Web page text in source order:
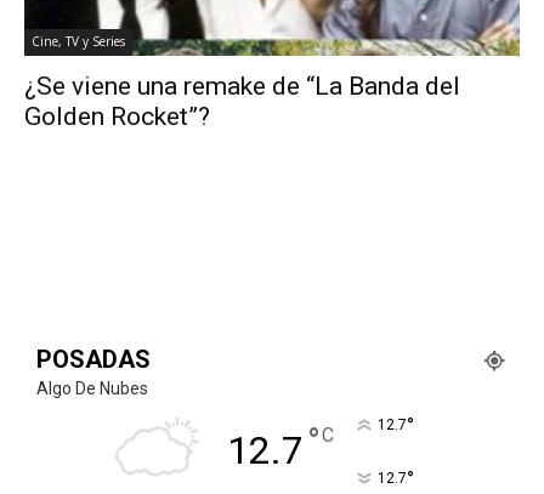
Cine, TV y Series
¿Se viene una remake de “La Banda del
Golden Rocket”?
POSADAS
Algo De Nubes
12.7 °C 12.7°
12.7°